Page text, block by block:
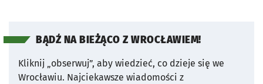
BĄDŹ NA BIEŻĄCO Z WROCŁAWIEM!
Kliknij „obserwuj”, aby wiedzieć, co dzieje się we
Wrocławiu. Najciekawsze wiadomości z